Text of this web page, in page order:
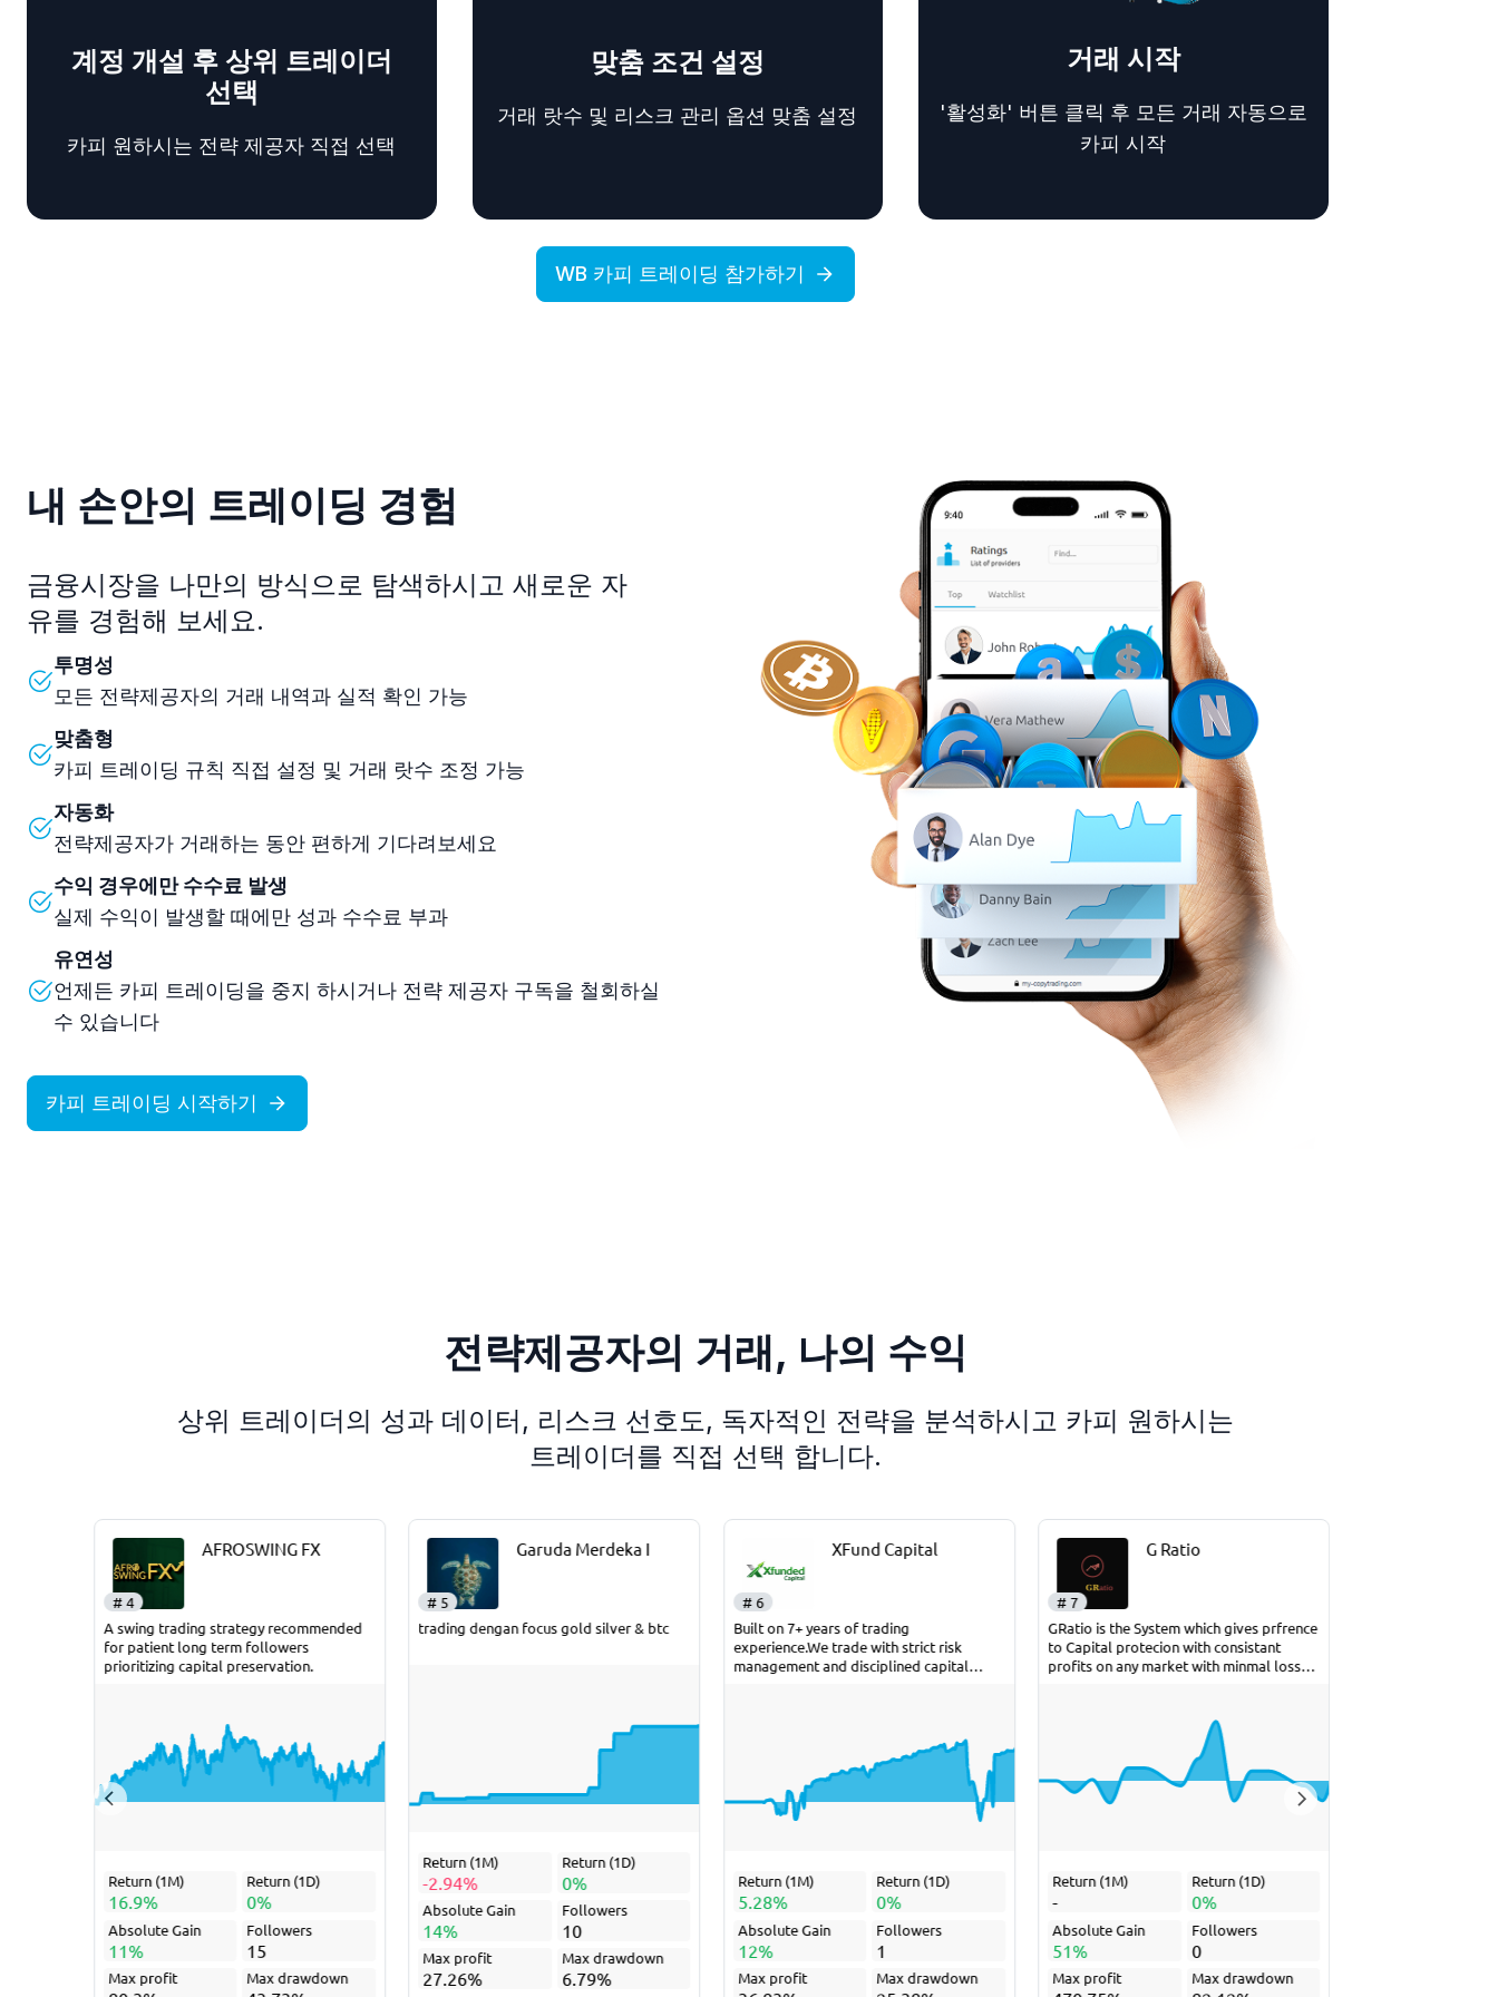
계정 개설 후 상위 트레이더
선택
카피 원하시는 전략 제공자 직접 선택
맞춤 조건 설정
거래 랏수 및 리스크 관리 옵션 맞춤 설정
거래 시작
'활성화' 버튼 클릭 후 모든 거래 자동으로
카피 시작
WB 카피 트레이딩 참가하기
내 손안의 트레이딩 경험
금융시장을 나만의 방식으로 탐색하시고 새로운 자
유를 경험해 보세요.
투명성
모든 전략제공자의 거래 내역과 실적 확인 가능
맞춤형
카피 트레이딩 규칙 직접 설정 및 거래 랏수 조정 가능
자동화
전략제공자가 거래하는 동안 편하게 기다려보세요
수익 경우에만 수수료 발생
실제 수익이 발생할 때에만 성과 수수료 부과
유연성
언제든 카피 트레이딩을 중지 하시거나 전략 제공자 구독을 철회하실
수 있습니다
카피 트레이딩 시작하기
전략제공자의 거래, 나의 수익
상위 트레이더의 성과 데이터, 리스크 선호도, 독자적인 전략을 분석하시고 카피 원하시는
트레이더를 직접 선택 합니다.